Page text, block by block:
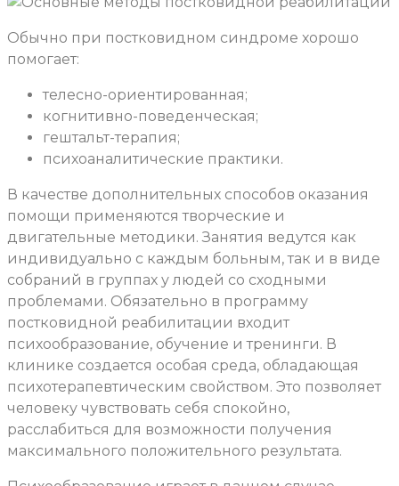
Обычно при постковидном синдроме хорошо
помогает:
телесно-ориентированная;
когнитивно-поведенческая;
гештальт-терапия;
психоаналитические практики.
В качестве дополнительных способов оказания
помощи применяются творческие и
двигательные методики. Занятия ведутся как
индивидуально с каждым больным, так и в виде
собраний в группах у людей со сходными
проблемами. Обязательно в программу
постковидной реабилитации входит
психообразование, обучение и тренинги. В
клинике создается особая среда, обладающая
психотерапевтическим свойством. Это позволяет
человеку чувствовать себя спокойно,
расслабиться для возможности получения
максимального положительного результата.